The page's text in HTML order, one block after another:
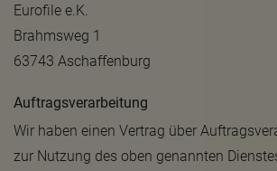
Eurofile e.K.
Brahmsweg 1
63743 Aschaffenburg
Auftragsverarbeitung
Wir haben einen Vertrag über
zur Nutzung des oben genannten